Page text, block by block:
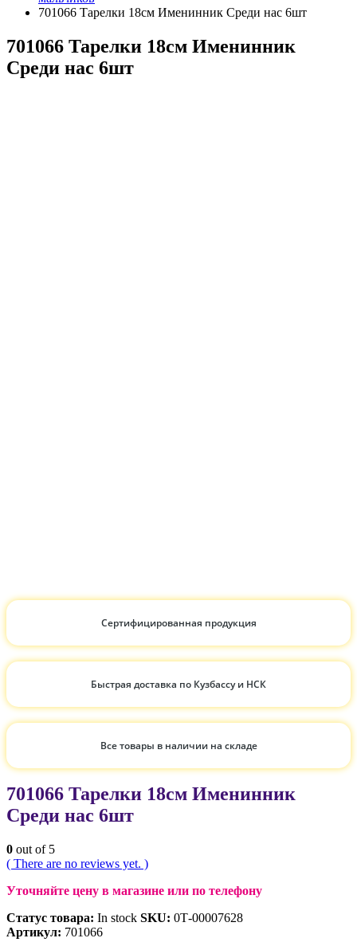
701066 Тарелки 18см Именинник Среди нас 6шт
701066 Тарелки 18см Именинник
Среди нас 6шт
Сертифицированная продукция
Быстрая доставка по Кузбассу и НСК
Все товары в наличии на складе
701066 Тарелки 18см Именинник
Среди нас 6шт
0 out of 5
( There are no reviews yet. )
Уточняйте цену в магазине или по телефону
Статус товара: In stock SKU: 0Т-00007628
Артикул: 701066